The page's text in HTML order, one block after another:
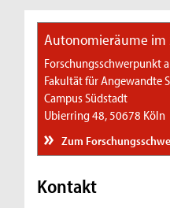
Autonomieräume im
Forschungsschwerpunkt
Fakultät für Angewandte
Campus Südstadt
Ubierring 48, 50678 Köln
Zum
Kontakt